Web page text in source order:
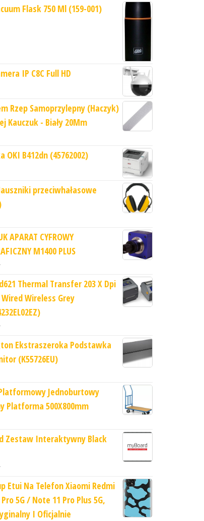
Flask 750 Ml (159-001)
IP C8C Full HD
Rzep Samoprzylepny (Haczyk)
Kauczuk - Biały 20Mm
OKI B412dn (45762002)
przeciwhałasowe
APARAT CYFROWY
M1400 PLUS
Thermal Transfer 203 X Dpi
Wired Wireless Grey
Ekstraszeroka Podstawka
(K55726EU)
Jednoburtowy
Platforma 500X800mm
Zestaw Interaktywny Black
Etui Na Telefon Xiaomi Redmi
5G / Note 11 Pro Plus 5G,
I Oficjalnie